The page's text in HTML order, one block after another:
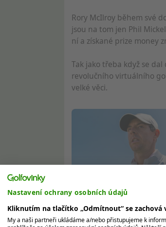
Rory McIlroy během své
jsou na tom jen Phil
ní a získané prize money
Tak jako třeba když se
revolučního virtuálního
velké věci.
Podle informací The
jako začínající golfový
luxusní jachty. Ty
Nastavení ochrany osobních údajů
Kliknutím na tlačítko „Odmítnout“ se
My a naši partneři ukládáme a/nebo přistupujeme k